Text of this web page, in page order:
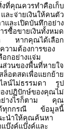
งที่คุณควรทำคือเก็บ
และจ่ายเงินให้คนตัว
และเปิดบันทึกอย่าง
รซื้อขายเงินทั้งหมด
หากคุณได้เลือก
วามต้องการของ
กอย่างแจ่ม
วนของพื้นที่หายใจ
ล็อตสดเพื่อแยกย้าย
ลน์ไม่ธรรมดา
รูป
งปฏิปักษ์ของคุณไม่
างไรก็ตาม
คุณ
ทุกกรณี
ข้อมูลนี้
ะนำให้คุณค้นหา
บ๊งค์แบ๊งค์และ